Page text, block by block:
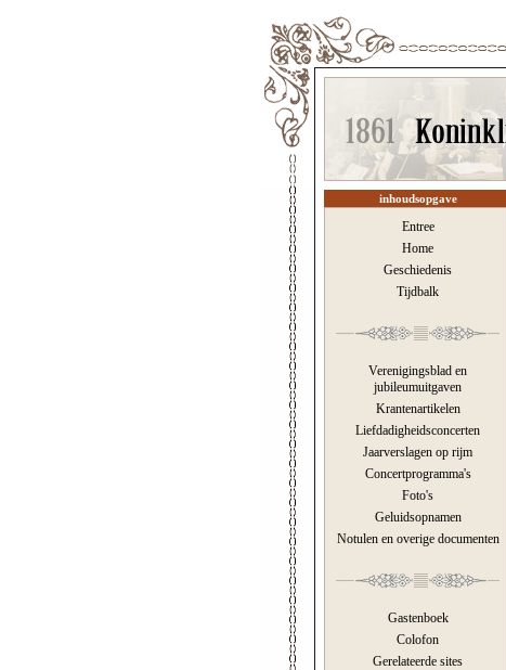
inhoudsopgave
Entree
Home
Geschiedenis
Tijdbalk
Verenigingsblad en
jubileumuitgaven
Krantenartikelen
Liefdadigheidsconcerten
Jaarverslagen op rijm
Concertprogramma's
Foto's
Geluidsopnamen
Notulen en overige documenten
Gastenboek
Colofon
Gerelateerde sites